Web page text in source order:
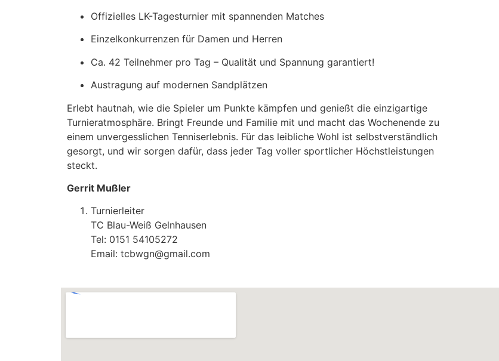
Offizielles LK-Tagesturnier mit spannenden Matches
Einzelkonkurrenzen für Damen und Herren
Ca. 42 Teilnehmer pro Tag – Qualität und Spannung garantiert!
Austragung auf modernen Sandplätzen
Erlebt hautnah, wie die Spieler um Punkte kämpfen und genießt die einzigartige
Turnieratmosphäre. Bringt Freunde und Familie mit und macht das Wochenende zu
einem unvergesslichen Tenniserlebnis. Für das leibliche Wohl ist selbstverständlich
gesorgt, und wir sorgen dafür, dass jeder Tag voller sportlicher Höchstleistungen
steckt.
Gerrit Mußler
Turnierleiter
TC Blau-Weiß Gelnhausen
Tel: 0151 54105272
Email: tcbwgn@gmail.com